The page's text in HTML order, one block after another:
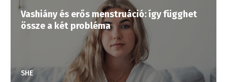
Vashiány és erős menstruáció: így függhet
össze a két probléma
SHE